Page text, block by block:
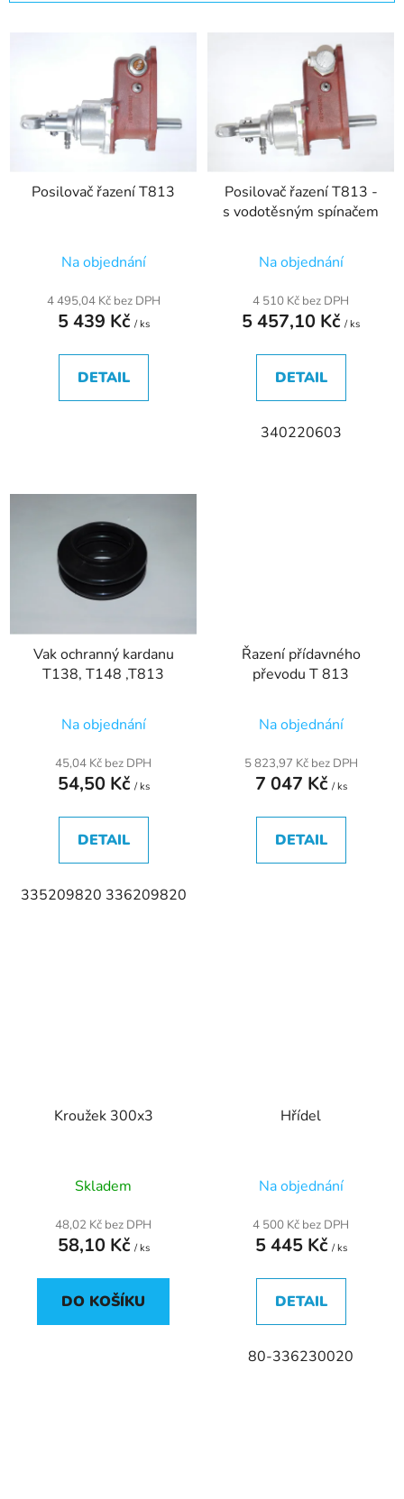
u
Posilovač řazení T813
Na objednání
4 495,04 Kč bez DPH
5 439 Kč / ks
DETAIL
Posilovač řazení T813 -
s vodotěsným spínačem
Na objednání
4 510 Kč bez DPH
5 457,10 Kč / ks
DETAIL
340220603
Vak ochranný kardanu
T138, T148 ,T813
Na objednání
45,04 Kč bez DPH
54,50 Kč / ks
DETAIL
335209820 336209820
Řazení přídavného
převodu T 813
Na objednání
5 823,97 Kč bez DPH
7 047 Kč / ks
DETAIL
Kroužek 300x3
Skladem
48,02 Kč bez DPH
58,10 Kč / ks
DO KOŠÍKU
Hřídel
Na objednání
4 500 Kč bez DPH
5 445 Kč / ks
DETAIL
80-336230020